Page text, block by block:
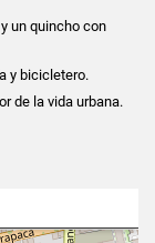
un quincho con
y bicicletero.
de la vida urbana.